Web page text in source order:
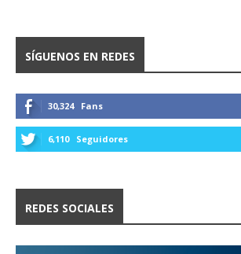
SÍGUENOS EN REDES
30,324 Fans
6,110 Seguidores
REDES SOCIALES